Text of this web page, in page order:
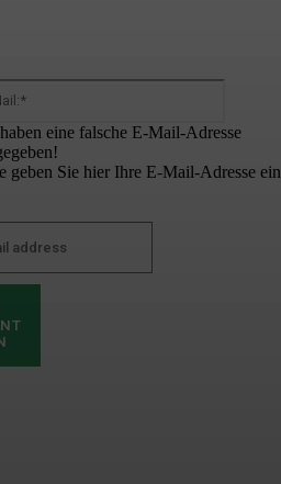
eine falsche E-Mail-Adresse
geben Sie hier Ihre E-Mail-Adresse ein